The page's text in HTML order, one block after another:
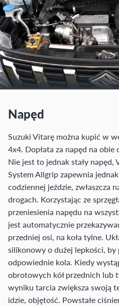
Napęd
Suzuki Vitarę można kupić w
4x4. Dopłata za napęd na obie
Nie jest to jednak stały
System Allgrip zapewnia
codziennej jeździe, zwłaszcza
drogach. Korzystając ze
przeniesienia napędu na
jest automatycznie
przedniej osi, na koła tylne.
silikonowy o dużej lepkości, by
odpowiednie kola. Kiedy
obrotowych kół przednich lub
wyniku tarcia zwiększa swoją
idzie, objętość. Powstałe